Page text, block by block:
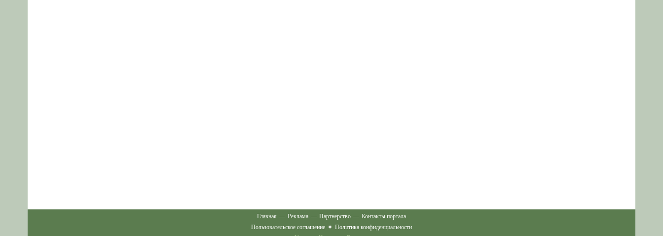
Главная — Реклама — Партнерство — Контакты портала
Пользовательское соглашение ✶ Политика конфиденциальности